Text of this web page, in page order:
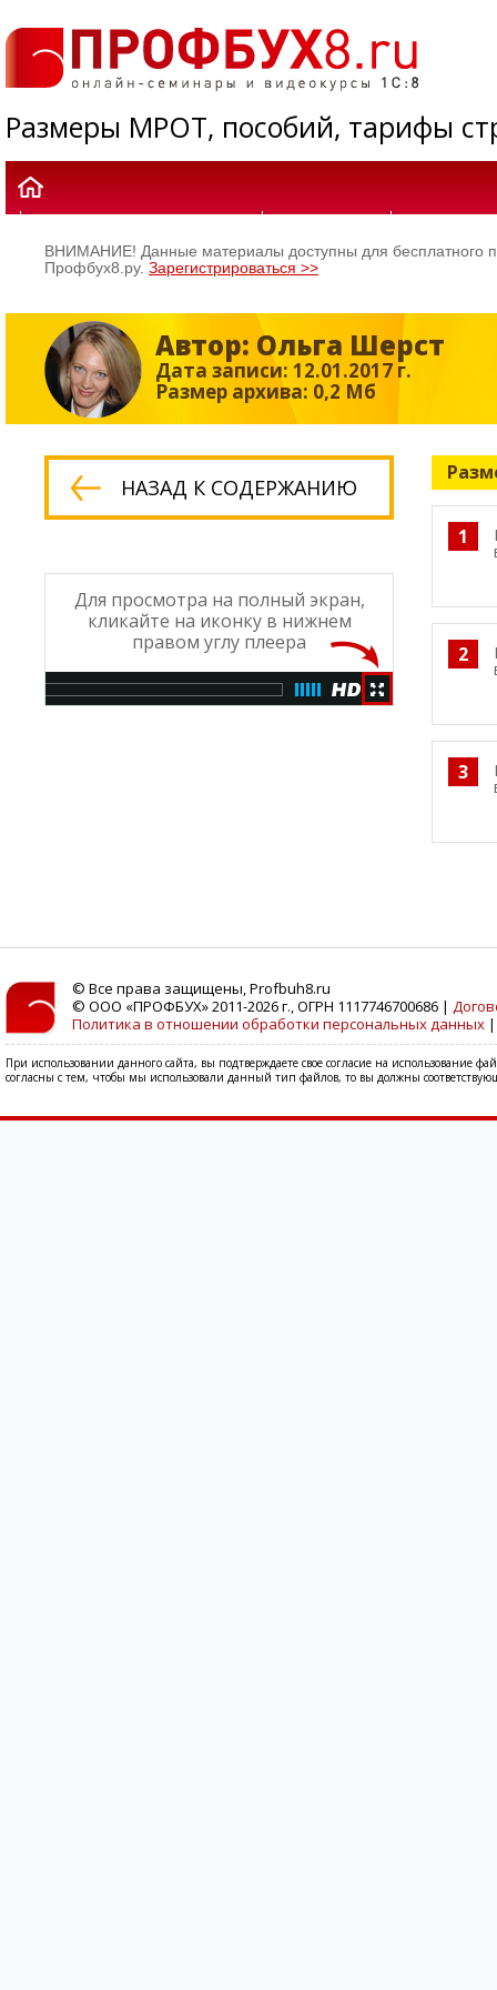
Размеры МРОТ, пособий, тарифы
ВНИМАНИЕ! Данные материалы доступны для бесплатного
Профбух8.ру. Зарегистрироваться >>
Автор: Ольга Шерст
Дата записи: 12.01.2017 г.
Размер архива: 0,2 Мб
НАЗАД К СОДЕРЖАНИЮ
Для просмотра на полный экран,
кликайте на иконку в нижнем
правом углу плеера
1
2
3
© Все права защищены, Profbuh8.ru
© ООО «ПРОФБУХ» 2011-2026 г., ОГРН 1117746700686 |
Политика в отношении обработки персональных данных
При использовании данного сайта, вы подтверждаете свое согласие на использование
согласны с тем, чтобы мы использовали данный тип файлов, то вы должны